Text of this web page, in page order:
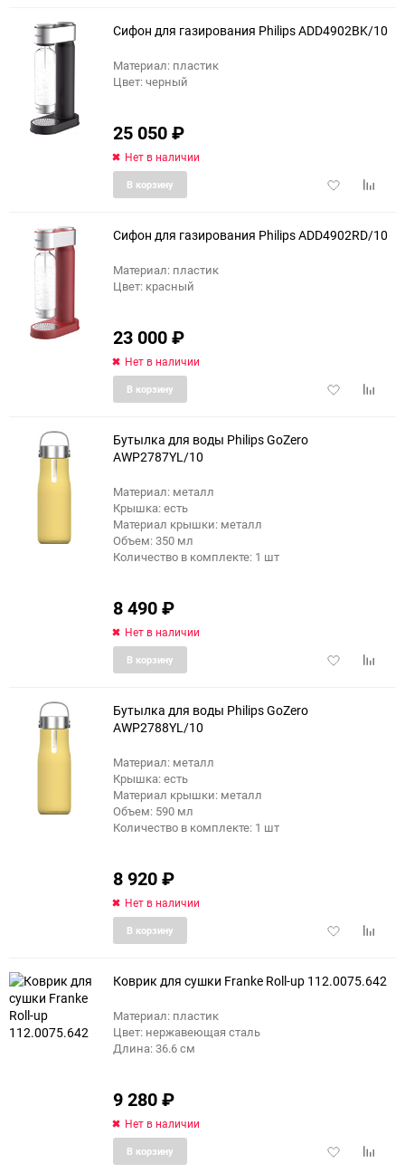
Сифон для газирования Philips ADD4902BK/10
Материал: пластик
Цвет: черный
25 050₽
Нет в наличии
Добавить
В корзину
Сифон для газирования Philips ADD4902RD/10
Материал: пластик
Цвет: красный
23 000₽
Нет в наличии
Добавить
В корзину
Бутылка для воды Philips GoZero
AWP2787YL/10
Материал: металл
Крышка: есть
Материал крышки: металл
Объем: 350 мл
Количество в комплекте: 1 шт
8 490₽
Нет в наличии
Добавить
В корзину
Бутылка для воды Philips GoZero
AWP2788YL/10
Материал: металл
Крышка: есть
Материал крышки: металл
Объем: 590 мл
Количество в комплекте: 1 шт
8 920₽
Нет в наличии
Добавить
В корзину
Коврик для сушки Franke Roll-up 112.0075.642
Материал: пластик
Цвет: нержавеющая сталь
Длина: 36.6 см
9 280₽
Нет в наличии
Добавить
В корзину